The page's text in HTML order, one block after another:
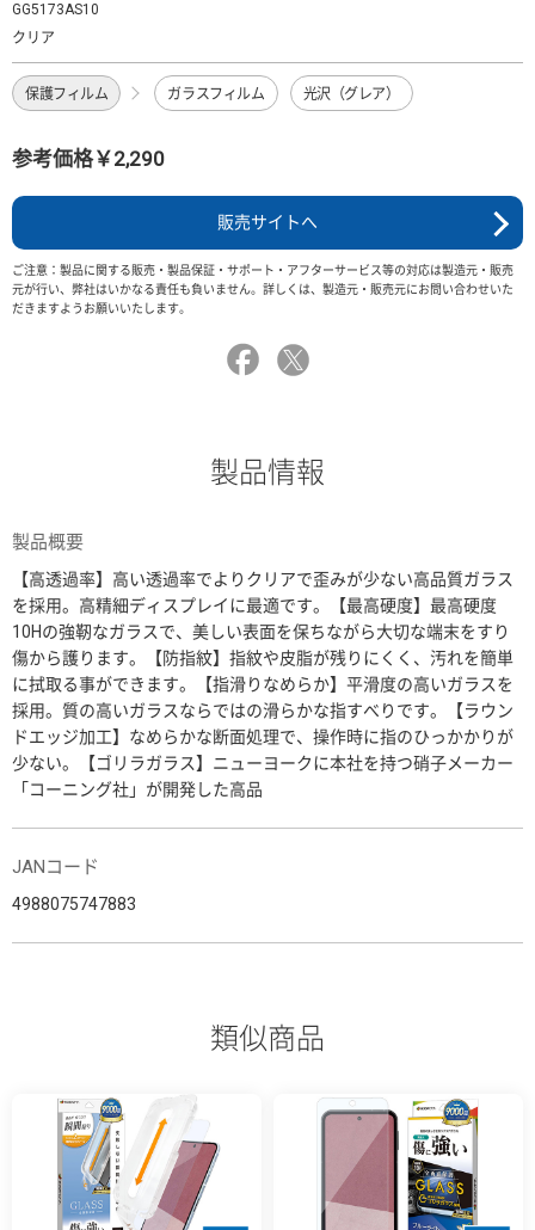
GG5173AS10
クリア
保護フィルム ガラスフィルム 光沢（グレア）
参考価格￥2,290
販売サイトへ
ご注意：製品に関する販売・製品保証・サポート・アフターサービス等の対応は製造元・販売
元が行い、弊社はいかなる責任も負いません。詳しくは、製造元・販売元にお問い合わせいた
だきますようお願いいたします。
製品情報
製品概要
【高透過率】高い透過率でよりクリアで歪みが少ない高品質ガラス
を採用。高精細ディスプレイに最適です。【最高硬度】最高硬度
10Hの強靭なガラスで、美しい表面を保ちながら大切な端末をすり
傷から護ります。【防指紋】指紋や皮脂が残りにくく、汚れを簡単
に拭取る事ができます。【指滑りなめらか】平滑度の高いガラスを
採用。質の高いガラスならではの滑らかな指すべりです。【ラウン
ドエッジ加工】なめらかな断面処理で、操作時に指のひっかかりが
少ない。【ゴリラガラス】ニューヨークに本社を持つ硝子メーカー
「コーニング社」が開発した高品
JANコード
4988075747883
類似商品